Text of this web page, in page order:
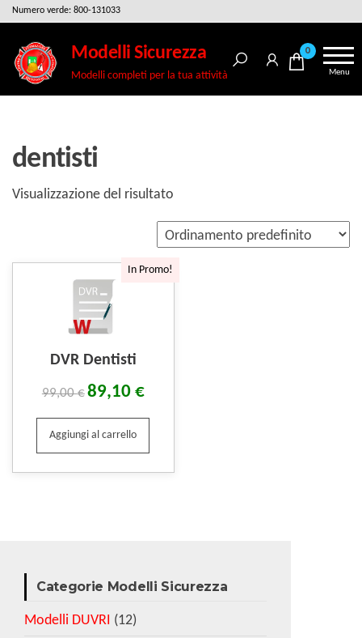
Salta
vai
contenuto
Numero verde: 800-131033
Modelli Sicurezza
Modelli completi per la tua attività
0
Menu
dentisti
Visualizzazione del risultato
In Promo!
DVR Dentisti
99,00€89,10 €
Aggiungi al carrello
Categorie Modelli Sicurezza
Modelli DUVRI (12)